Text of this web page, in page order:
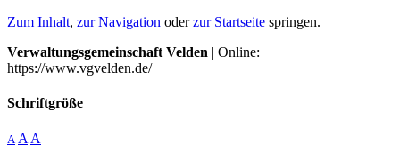
Zum Inhalt, zur Navigation oderzur Startseite springen.
Verwaltungsgemeinschaft Velden | Online:
https://www.vgvelden.de/
Schriftgröße
A A A